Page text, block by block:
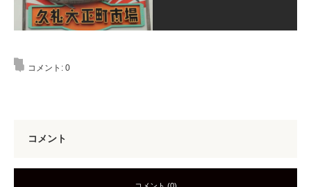
コメント: 0
コメント
コメント (0)